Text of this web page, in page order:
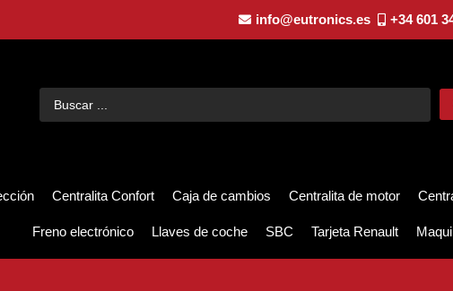
info@eutronics.es +34 601
Centralita Confort Caja de cambios Centralita de motor
Freno electrónico Llaves de coche SBC Tarjeta Renault